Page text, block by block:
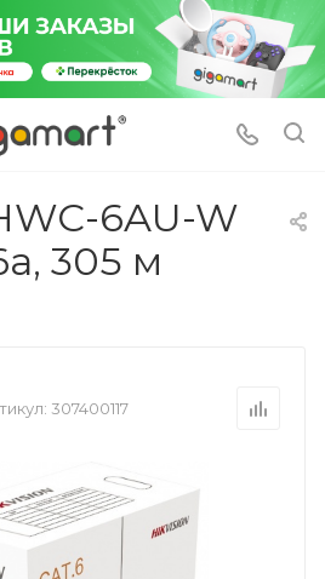
6AU-W
305 м
307400117